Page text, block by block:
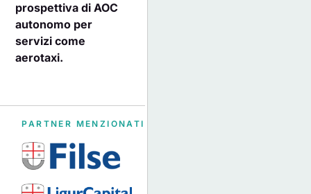
prospettiva di AOC
autonomo per
servizi come
aerotaxi.
PARTNER MENZIONATI